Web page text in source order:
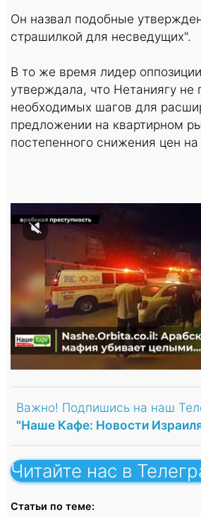
Он назвал подобные
страшилкой для несведущих".
В то же время лидер
утверждала, что Нетаниягу не
необходимых шагов для
предложении на квартирном
постепенного снижения цен
Важно! Подпишись на наш
"Наше Кафе: Новости
Читайте нас в
Статьи по теме: